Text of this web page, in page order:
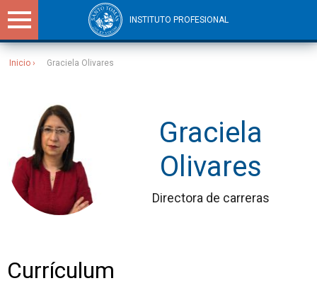
INSTITUTO PROFESIONAL
Inicio Graciela Olivares
Graciela
Olivares
Directora de carreras
Currículum